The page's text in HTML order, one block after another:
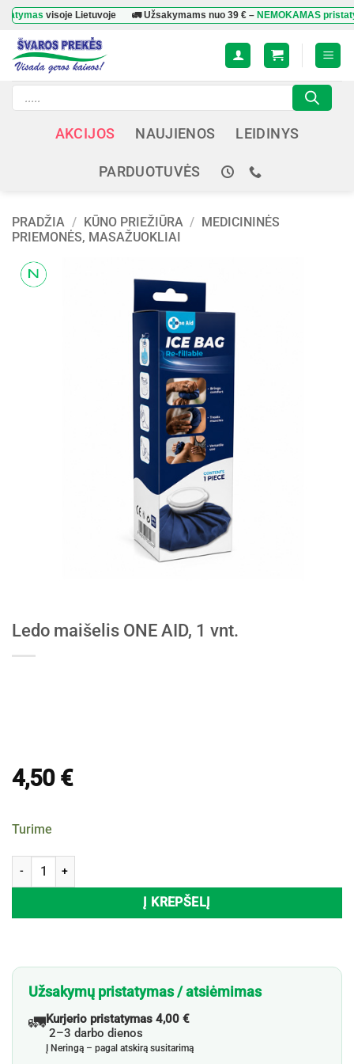
Skip
content
visoje Lietuvoje 🚛 Užsakymams nuo39 €–NEMOKAMAS pristatymas
Products
search
AKCIJOS NAUJIENOS LEIDINYS
PARDUOTUVĖS
PRADŽIA / KŪNO PRIEŽIŪRA / MEDICININĖS
PRIEMONĖS, MASAŽUOKLIAI
Ledo maišelis ONE AID, 1 vnt.
4,50 €
Turime
produkto kiekis: Ledo maišelis ONE AID, 1 vnt.
Į KREPŠELĮ
Užsakymų pristatymas / atsiėmimas
🚛Kurjerio pristatymas 4,00 €
2–3 darbo dienos
Į Neringą – pagal atskirą susitarimą